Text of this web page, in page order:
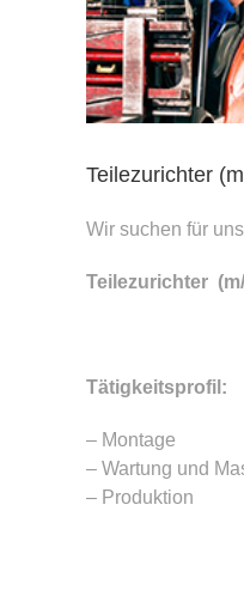
Teilezurichter
Wir suchen für
Teilezurichter
Tätigkeitsprofil:
– Montage
– Wartung und
– Produktion